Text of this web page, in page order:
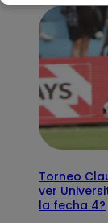
Torneo
ver
la fecha 4?